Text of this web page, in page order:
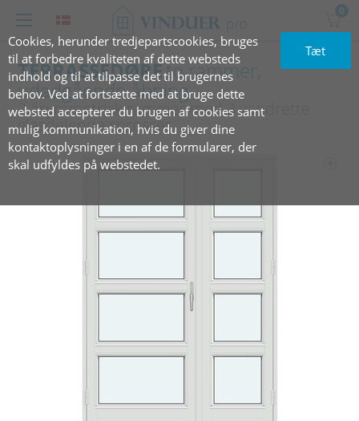
Cookies, herunder tredjepartscookies, bruges
til at forbedre kvaliteten af dette websteds
indhold og til at tilpasse det til brugernes
behov. Ved at fortsætte med at bruge dette
websted accepterer du brugen af cookies samt
mulig kommunikation, hvis du giver dine
kontaktoplysninger i en af de formularer, der
skal udfyldes på webstedet.
Tæt
0
TERRASSEDØREto rammer,
udadgående åbning
2 asymmetrisk rammer med 3 vandrette
glasdelende sprosser